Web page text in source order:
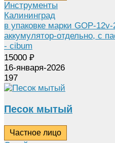
Инструменты
Калининград
в упаковке марки GOP-
аккумулятор-отдельно, с
- cibum
15000 ₽
16-января-2026
197
Песок мытый
Частное лицо